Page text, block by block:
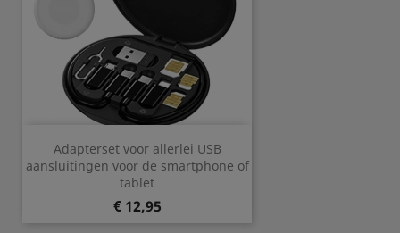
Adapterset voor allerlei USB
aansluitingen voor de smartphone of
tablet
Prijs
€ 12,95